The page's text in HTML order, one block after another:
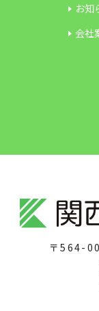
お知
会社
〒564-